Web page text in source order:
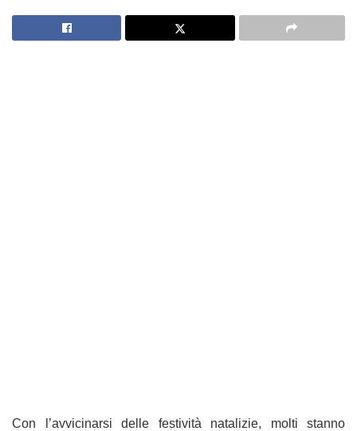
Con l’avvicinarsi delle festività natalizie, molti stanno